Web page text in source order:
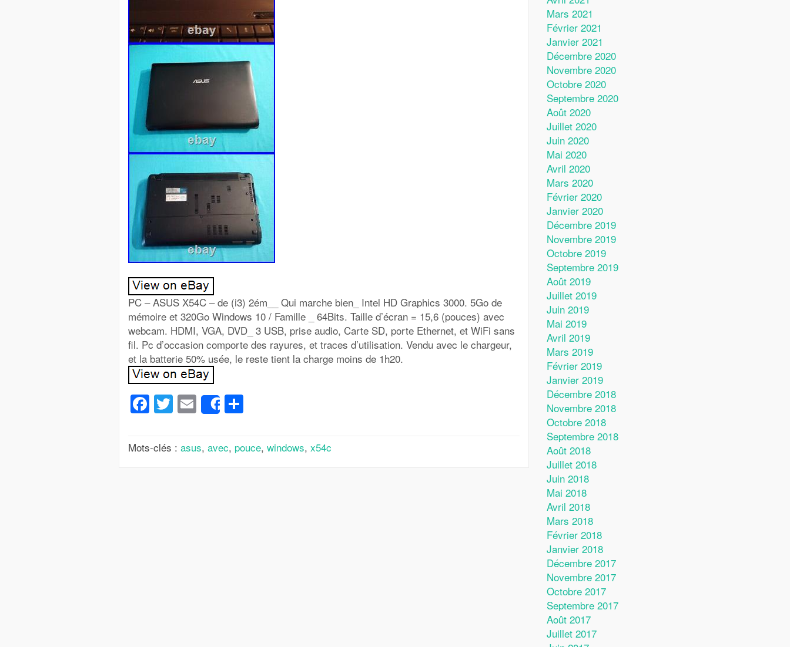
PC – ASUS X54C – de (i3) 2ém__ Qui marche bien_ Intel HD Graphics 3000. 5Go de
mémoire et 320Go Windows 10 / Famille _ 64Bits. Taille d’écran = 15,6 (pouces) avec
webcam. HDMI, VGA, DVD_ 3 USB, prise audio, Carte SD, porte Ethernet, et WiFi sans
fil. Pc d’occasion comporte des rayures, et traces d’utilisation. Vendu avec le chargeur,
et la batterie 50% usée, le reste tient la charge moins de 1h20.
Facebook
Twitter
Email
Share
Mots-clés : asus, avec, pouce, windows, x54c
Mars 2021
Février 2021
Janvier 2021
Décembre 2020
Novembre 2020
Octobre 2020
Septembre 2020
Août 2020
Juillet 2020
Juin 2020
Mai 2020
Avril 2020
Mars 2020
Février 2020
Janvier 2020
Décembre 2019
Novembre 2019
Octobre 2019
Septembre 2019
Août 2019
Juillet 2019
Juin 2019
Mai 2019
Avril 2019
Mars 2019
Février 2019
Janvier 2019
Décembre 2018
Novembre 2018
Octobre 2018
Septembre 2018
Août 2018
Juillet 2018
Juin 2018
Mai 2018
Avril 2018
Mars 2018
Février 2018
Janvier 2018
Décembre 2017
Novembre 2017
Octobre 2017
Septembre 2017
Août 2017
Juillet 2017